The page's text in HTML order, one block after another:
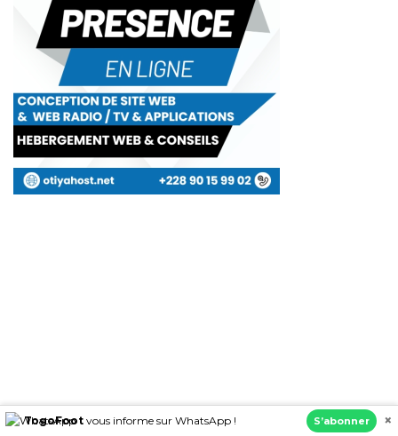
TogoFoot vous informe sur WhatsApp ! S’abonner ×